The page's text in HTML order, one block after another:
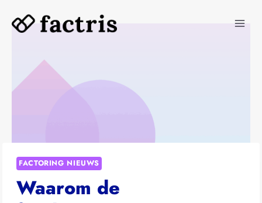
naar
FACTORING NIEUWS
Waarom de